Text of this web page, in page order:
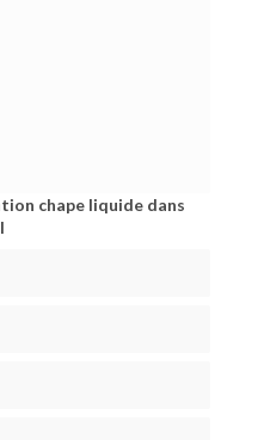
chape liquide dans